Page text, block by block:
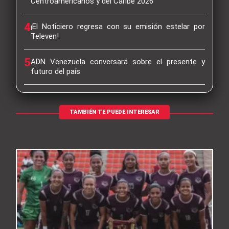
4¡El Noticiero regresa con su emisión estelar por
Televen!
5ADN Venezuela conversará sobre el presente y
futuro del país
TAMBIÉN TE PUEDE INTERESAR